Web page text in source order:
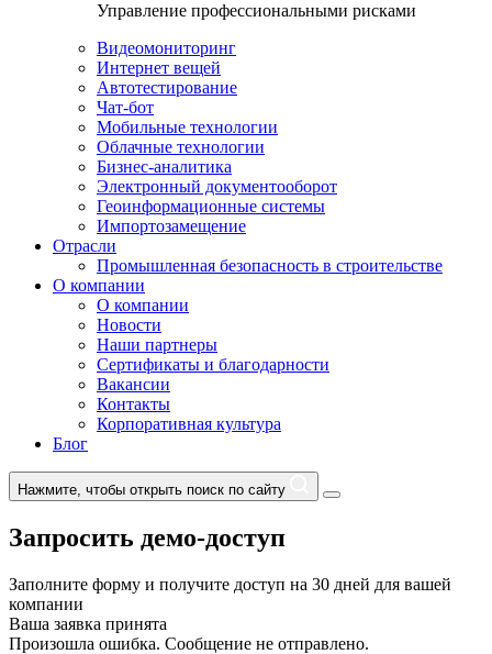
Управление профессиональными рисками
Видеомониторинг
Интернет вещей
Автотестирование
Чат-бот
Мобильные технологии
Облачные технологии
Бизнес-аналитика
Электронный документооборот
Геоинформационные системы
Импортозамещение
Отрасли
Промышленная безопасность в строительстве
О компании
О компании
Новости
Наши партнеры
Сертификаты и благодарности
Вакансии
Контакты
Корпоративная культура
Блог
Нажмите, чтобы открыть поиск по сайту
Запросить демо-доступ
Заполните форму и получите доступ на 30 дней для вашей
компании
Ваша заявка принята
Произошла ошибка. Сообщение не отправлено.